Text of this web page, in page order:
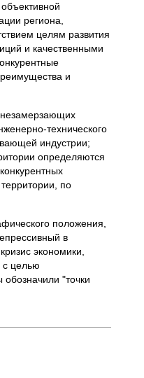
региона,
целям развития
и качественными
и
незамерзающих
технического
индустрии;
определяются
по
положения,
в
экономики,
с целью
"точки